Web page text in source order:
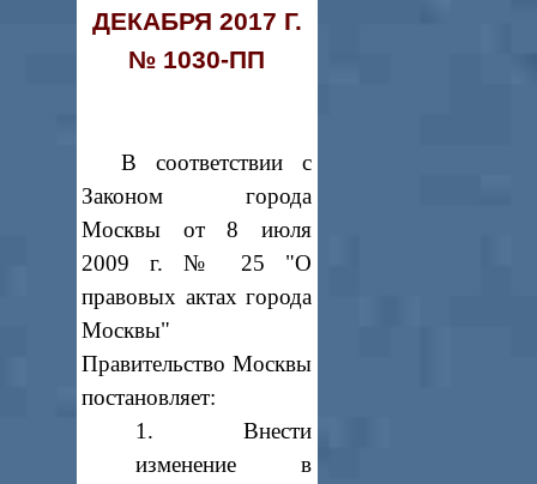
ДЕКАБРЯ 2017 Г.
№ 1030-ПП
В соответствии с
Законом города
Москвы от 8 июля
2009 г. № 25 "О
правовых актах города
Москвы"
Правительство Москвы
постановляет:
1. Внести
изменение в